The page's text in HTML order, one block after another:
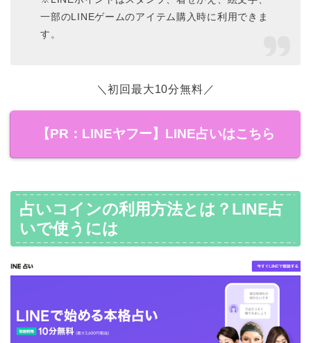
一部のLINEゲームのアイテム購入時に利用できま
す。
＼初回最大10分無料／
【PR：LINEヤフー】LINE占いはこちら
占いコインの利用方法とは？LINE占
いで使うには